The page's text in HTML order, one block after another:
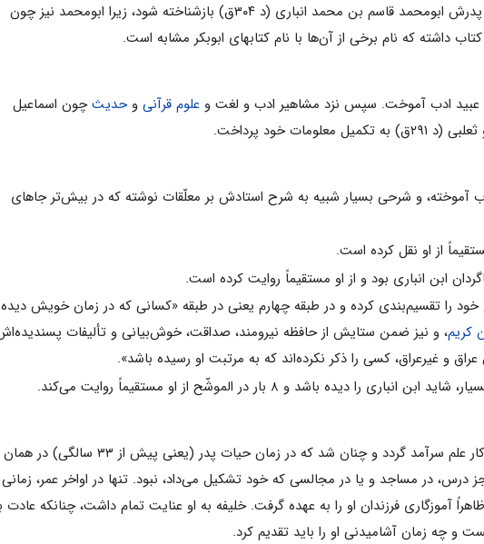
بر آن‌ می‌افزایند، شاید بیش‌تر به‌ آن‌ جهت‌ که‌ از پدرش ابومحمد قاسم‌ بن‌ محمد انباری‌ (د ۳۰۴ق‌) بازشناخته‌ شود، زیرا ابومحمد نیز چون‌
داشته‌ که‌ نام‌ برخی‌ از آن‌ها با نام‌ کتابهای‌ ابوبکر مشابه‌ است‌.
عبید ادب‌ آموخت‌. سپس‌ نزد مشاهیر ادب‌ و لغت‌ و علوم‌ قرآنی‌ وحدیث‌چون‌ اسماعیل‌
انباری‌ ادب‌ آموخته‌، و شرحی‌ بسیار شبیه‌ به‌ شرح‌ استادش‌ بر معلّقات‌ نوشته‌ که‌ در بیش‌تر جاهای‌
منابع‌ خود را تقسیم‌بندی‌ کرده‌ و در طبقه چهارم‌ یعنی‌ در طبقه «کسانی‌ که‌ در زمان‌ خویش‌
کریم‌، و نیز ضمن‌ ستایش‌ از حافظه نیرومند، صداقت‌، خوش‌بیانی‌ و تألیفات‌ پسندیده‌اش‌
و غیرعراق‌، کسی‌ را ذکر نکرده‌اند که‌ به‌ مرتبت‌ او رسیده‌ باشد».
گردد و چنان‌ شد که‌ در زمان‌ حیات‌ پدر (یعنی‌ پیش‌ از ۳۳ سالگی‌) در همان‌
درس‌، در مساجد و یا در مجالسی‌ که‌ خود تشکیل‌ می‌داد، نبود. تنها در اواخر عمر،
راه‌ یافت‌ و ظاهراً آموزگاری‌ فرزندان‌ او را به‌ عهده‌ گرفت‌. خلیفه‌ به‌ او عنایت‌ تمام‌ داشت‌،
چه‌ زمان‌ آشامیدنی‌ او را باید تقدیم‌ کرد.